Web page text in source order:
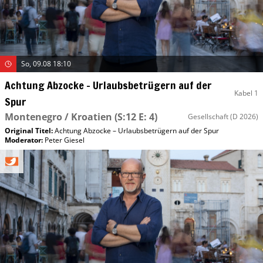
So, 09.08 18:10
Achtung Abzocke – Urlaubsbetrügern auf der
Spur
Kabel 1
Montenegro / Kroatien (S:12 E: 4) Gesellschaft(D 2026)
Original Titel:Achtung Abzocke – Urlaubsbetrügern auf der Spur
Moderator: Peter Giesel